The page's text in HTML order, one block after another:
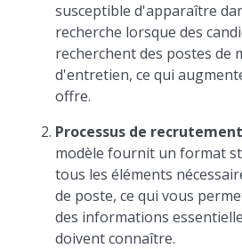
susceptible d'apparaître
recherche lorsque des
recherchent des postes de
d'entretien, ce qui
offre.
Processus de
modèle fournit un format
tous les éléments
de poste, ce qui vous
des informations
doivent connaître.